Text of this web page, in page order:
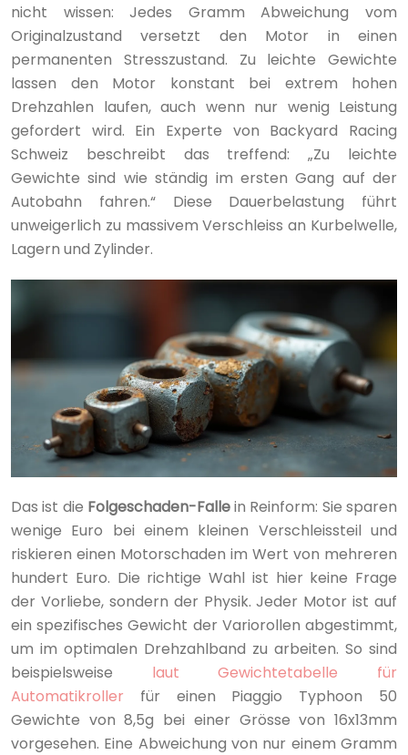
nicht wissen: Jedes Gramm Abweichung vom
Originalzustand versetzt den Motor in einen
permanenten Stresszustand. Zu leichte Gewichte
lassen den Motor konstant bei extrem hohen
Drehzahlen laufen, auch wenn nur wenig Leistung
gefordert wird. Ein Experte von Backyard Racing
Schweiz beschreibt das treffend: „Zu leichte
Gewichte sind wie ständig im ersten Gang auf der
Autobahn fahren.“ Diese Dauerbelastung führt
unweigerlich zu massivem Verschleiss an Kurbelwelle,
Lagern und Zylinder.
Das ist die Folgeschaden-Fallein Reinform: Sie sparen
wenige Euro bei einem kleinen Verschleissteil und
riskieren einen Motorschaden im Wert von mehreren
hundert Euro. Die richtige Wahl ist hier keine Frage
der Vorliebe, sondern der Physik. Jeder Motor ist auf
ein spezifisches Gewicht der Variorollen abgestimmt,
um im optimalen Drehzahlband zu arbeiten. So sind
beispielsweise laut Gewichtetabelle für
Automatikroller für einen Piaggio Typhoon 50
Gewichte von 8,5g bei einer Grösse von 16x13mm
vorgesehen. Eine Abweichung von nur einem Gramm